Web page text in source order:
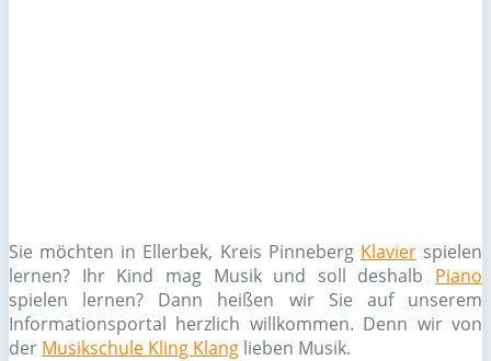
Sie möchten in Ellerbek, Kreis Pinneberg Klavierspielen
lernen? Ihr Kind mag Musik und soll deshalb Piano
spielen lernen? Dann heißen wir Sie auf unserem
Informationsportal herzlich willkommen. Denn wir von
der Musikschule Kling Klang lieben Musik.